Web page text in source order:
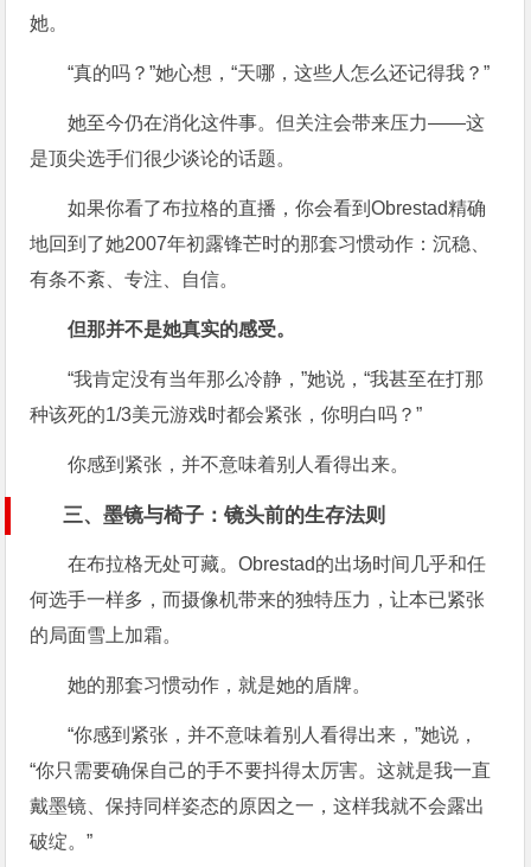
她。
“真的吗？”她心想，“天哪，这些人怎么还记得我？”
她至今仍在消化这件事。但关注会带来压力——这
是顶尖选手们很少谈论的话题。
如果你看了布拉格的直播，你会看到Obrestad精确
地回到了她2007年初露锋芒时的那套习惯动作：沉稳、
有条不紊、专注、自信。
但那并不是她真实的感受。
“我肯定没有当年那么冷静，”她说，“我甚至在打那
种该死的1/3美元游戏时都会紧张，你明白吗？”
你感到紧张，并不意味着别人看得出来。
三、墨镜与椅子：镜头前的生存法则
在布拉格无处可藏。Obrestad的出场时间几乎和任
何选手一样多，而摄像机带来的独特压力，让本已紧张
的局面雪上加霜。
她的那套习惯动作，就是她的盾牌。
“你感到紧张，并不意味着别人看得出来，”她说，
“你只需要确保自己的手不要抖得太厉害。这就是我一直
戴墨镜、保持同样姿态的原因之一，这样我就不会露出
破绽。”